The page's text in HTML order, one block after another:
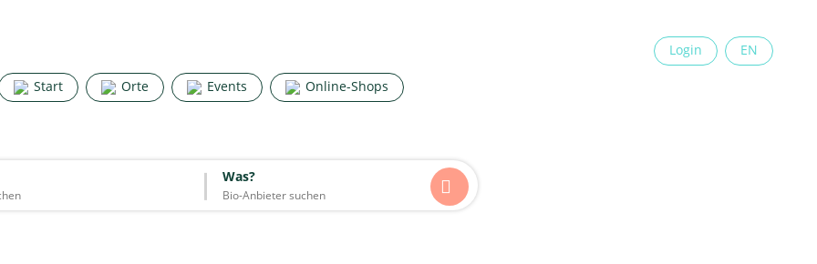
Start Orte Events Online-Shops
Login EN
Was?
×
Start Orte Events Online-Shops
Was?